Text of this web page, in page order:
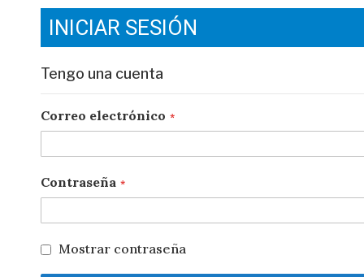
INICIAR SESIÓN
Tengo una cuenta
Correo electrónico
Contraseña
Mostrar contraseña